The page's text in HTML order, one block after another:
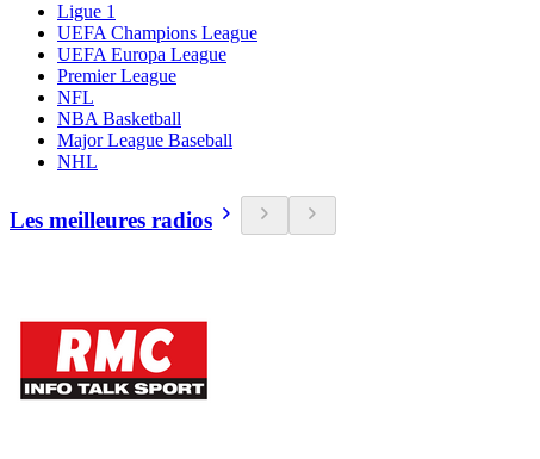
Ligue 1
UEFA Champions League
UEFA Europa League
Premier League
NFL
NBA Basketball
Major League Baseball
NHL
Les meilleures radios